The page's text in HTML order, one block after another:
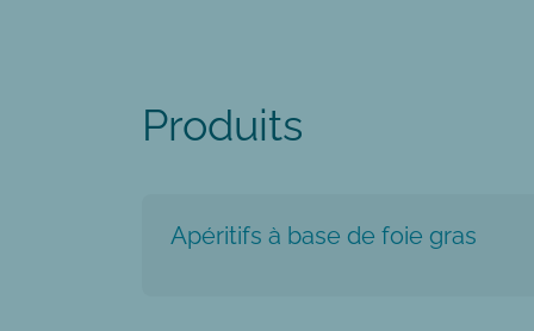
Produits
Apéritifs à base de foie gras